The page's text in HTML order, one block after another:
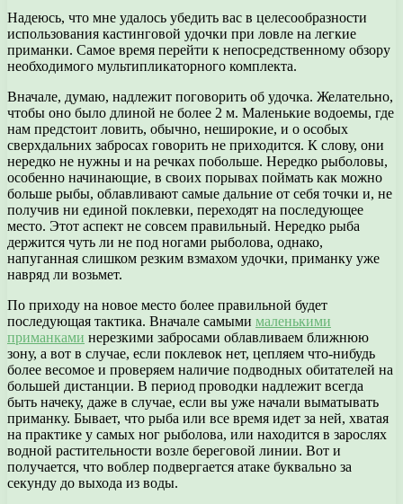
Надеюсь, что мне удалось убедить вас в целесообразности
использования кастинговой удочки при ловле на легкие
приманки. Самое время перейти к непосредственному обзору
необходимого мультипликаторного комплекта.
Вначале, думаю, надлежит поговорить об удочка. Желательно,
чтобы оно было длиной не более 2 м. Маленькие водоемы, где
нам предстоит ловить, обычно, неширокие, и о особых
сверхдальних забросах говорить не приходится. К слову, они
нередко не нужны и на речках побольше. Нередко рыболовы,
особенно начинающие, в своих порывах поймать как можно
больше рыбы, облавливают самые дальние от себя точки и, не
получив ни единой поклевки, переходят на последующее
место. Этот аспект не совсем правильный. Нередко рыба
держится чуть ли не под ногами рыболова, однако,
напуганная слишком резким взмахом удочки, приманку уже
навряд ли возьмет.
По приходу на новое место более правильной будет
последующая тактика. Вначале самыми маленькими
приманками нерезкими забросами облавливаем ближнюю
зону, а вот в случае, если поклевок нет, цепляем что-нибудь
более весомое и проверяем наличие подводных обитателей на
большей дистанции. В период проводки надлежит всегда
быть начеку, даже в случае, если вы уже начали выматывать
приманку. Бывает, что рыба или все время идет за ней, хватая
на практике у самых ног рыболова, или находится в зарослях
водной растительности возле береговой линии. Вот и
получается, что воблер подвергается атаке буквально за
секунду до выхода из воды.